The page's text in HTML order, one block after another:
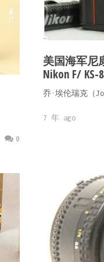
美国海军尼
Nikon F/ KS-
乔·埃伦瑞克（
7 年 ago
0